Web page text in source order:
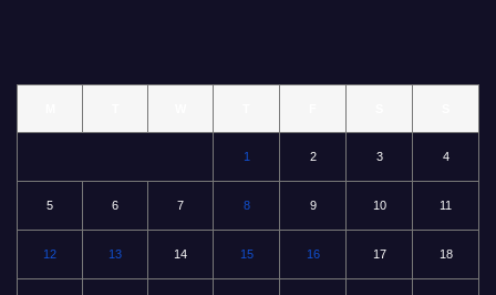
1 2 3 4
5 6 7 8 9 10 11
12 13 14 15 16 17 18